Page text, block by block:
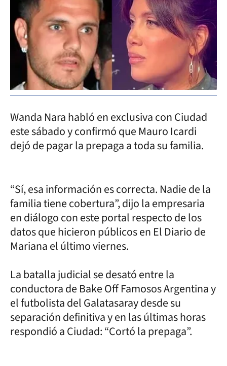
Wanda Nara habló en exclusiva con Ciudad
este sábado y confirmó que Mauro Icardi
dejó de pagar la prepaga a toda su familia.
“Sí, esa información es correcta. Nadie de la
familia tiene cobertura”, dijo la empresaria
en diálogo con este portal respecto de los
datos que hicieron públicos en El Diario de
Mariana el último viernes.
La batalla judicial se desató entre la
conductora de Bake Off Famosos Argentina y
el futbolista del Galatasaray desde su
separación definitiva y en las últimas horas
respondió a Ciudad: “Cortó la prepaga”.